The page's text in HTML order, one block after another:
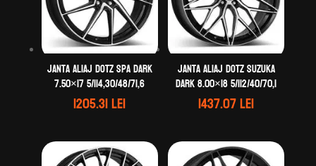
Janta aliaj DOTZ Spa dark
7.50×17 5/114,30/48/71,6
1205.31lei
Janta aliaj DOTZ Suzuka
dark 8.00×18 5/112/40/70,1
1437.07lei